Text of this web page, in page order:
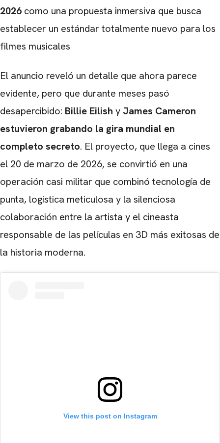
2026 como una propuesta inmersiva que busca
establecer un estándar totalmente nuevo para los
filmes musicales
El anuncio reveló un detalle que ahora parece
evidente, pero que durante meses pasó
desapercibido: Billie Eilish y James Cameron
estuvieron grabando la gira mundial en
completo secreto. El proyecto, que llega a cines
el 20 de marzo de 2026, se convirtió en una
operación casi militar que combinó tecnología de
punta, logística meticulosa y la silenciosa
colaboración entre la artista y el cineasta
responsable de las películas en 3D más exitosas de
la historia moderna.
View this post on Instagram